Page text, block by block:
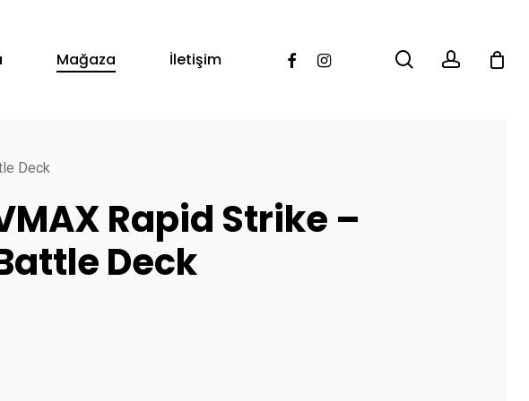
Mağaza İletişim FacebookInstagram searchaccount
Deck
Rapid Strike –
Deck